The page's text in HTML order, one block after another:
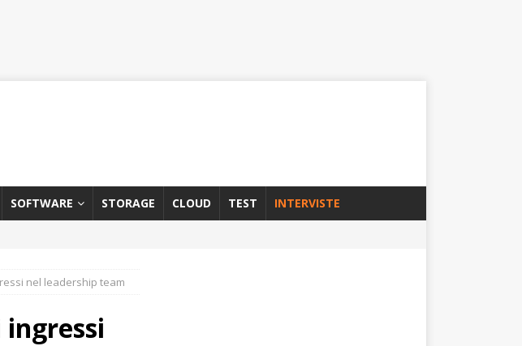
SOFTWARE STORAGE CLOUD TEST INTERVISTE
nel leadership team